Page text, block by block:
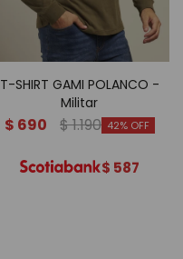
T-SHIRT GAMI POLANCO -
Militar
$ 690 $1.190 42
$ 587